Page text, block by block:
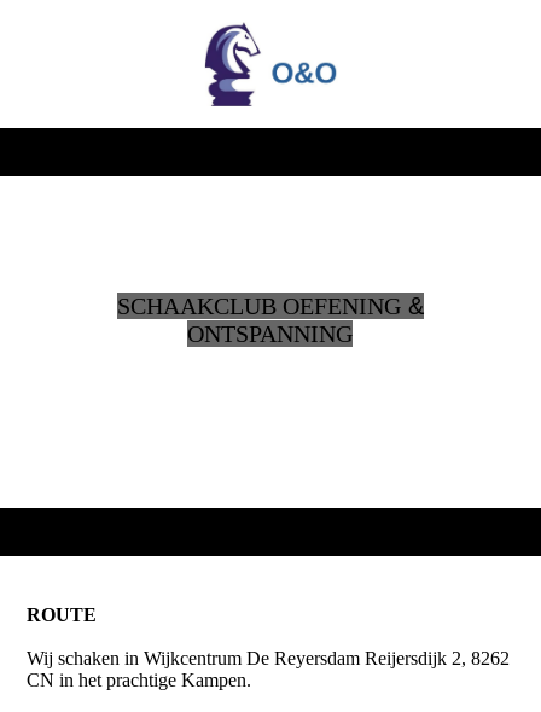
SCHAAKCLUB OEFENING&
ONTSPANNING
ROUTE
Wij schaken in Wijkcentrum De Reyersdam Reijersdijk 2, 8262
CN in het prachtige Kampen.